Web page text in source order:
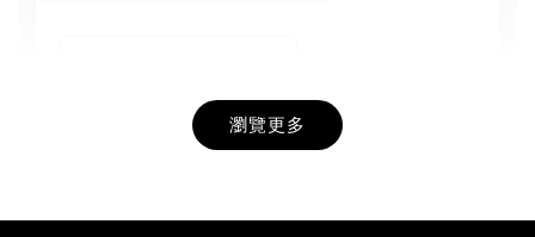
瀏覽更多